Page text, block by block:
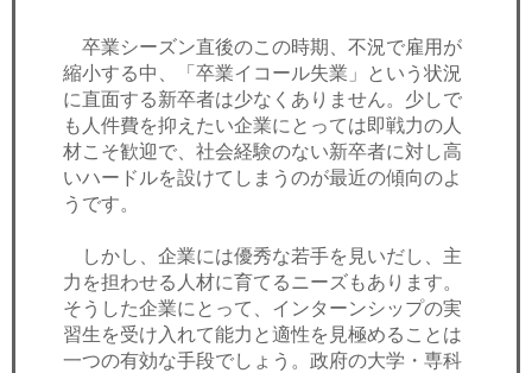
経済ニュース
労務顧問
ＩＴ
飲食店情報
卒業シーズン直後のこの時期、不況で雇用が
縮小する中、「卒業イコール失業」という状況
に直面する新卒者は少なくありません。少しで
も人件費を抑えたい企業にとっては即戦力の人
材こそ歓迎で、社会経験のない新卒者に対し高
いハードルを設けてしまうのが最近の傾向のよ
うです。
しかし、企業には優秀な若手を見いだし、主
力を担わせる人材に育てるニーズもあります。
そうした企業にとって、インターンシップの実
習生を受け入れて能力と適性を見極めることは
一つの有効な手段でしょう。政府の大学・専科